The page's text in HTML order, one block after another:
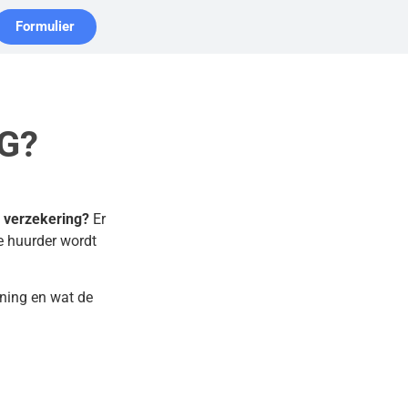
Formulier
Er
huurder wordt
en wat de